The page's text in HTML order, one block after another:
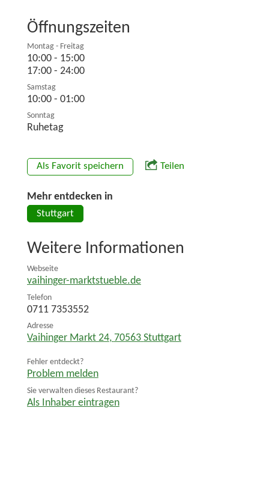
Öffnungszeiten
Montag - Freitag
10:00 - 15:00
17:00 - 24:00
Samstag
10:00 - 01:00
Sonntag
Ruhetag
Als Favorit speichern Teilen
Mehr entdecken in
Stuttgart
Weitere Informationen
Webseite
vaihinger-marktstueble.de
Telefon
0711 7353552
Adresse
Vaihinger Markt 24, 70563 Stuttgart
Fehler entdeckt?
Problem melden
Sie verwalten dieses Restaurant?
Als Inhaber eintragen